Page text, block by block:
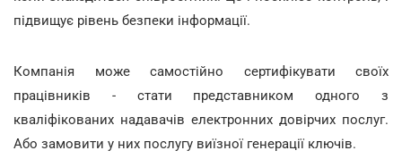
підвищує рівень безпеки інформації.
Компанія може самостійно сертифікувати своїх
працівників - стати представником одного з
кваліфікованих надавачів електронних довірчих послуг.
Або замовити у них послугу виїзної генерації ключів.